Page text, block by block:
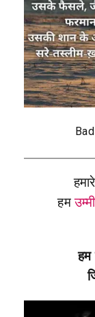
हम
हम